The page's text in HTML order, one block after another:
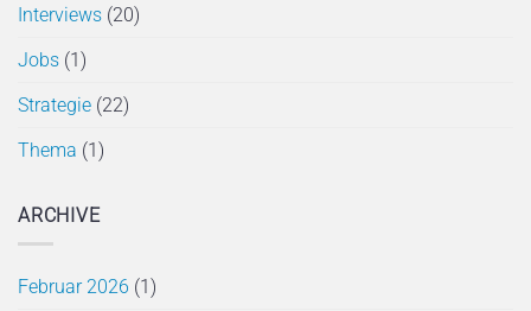
Interviews (20)
Jobs (1)
Strategie (22)
Thema (1)
ARCHIVE
Februar 2026 (1)